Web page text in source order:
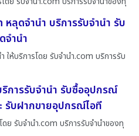
ลุดจำนำ บริการรับจำนำ รับ
จำนำ
ห้บริการโดย รับจํานํา.com บริการรับ
การรับจำนำ รับซื้ออุปกรณ์
รับฝากขายอุปกรณ์ไอที
ย รับจํานํา.com บริการรับจำนำของทุ